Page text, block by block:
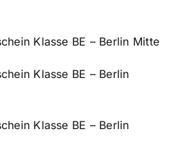
Klasse BE – Berlin Mitte
Klasse BE – Berlin
Klasse BE – Berlin